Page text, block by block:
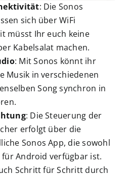
: Die Sonos
sich über WiFi
müsst Ihr euch keine
Kabelsalat machen.
: Mit Sonos könnt ihr
Musik in verschiedenen
Song synchron in
: Die Steuerung der
erfolgt über die
Sonos App, die sowohl
für Android verfügbar ist.
Schritt für Schritt durch